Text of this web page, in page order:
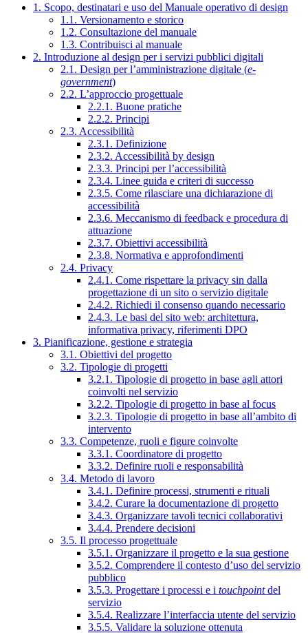
1. Scopo, destinatari e uso del Manuale operativo di design
1.1. Versionamento e storico
1.2. Consultazione del manuale
1.3. Contribuisci al manuale
2. Introduzione al design per i servizi pubblici digitali
2.1. Design per l’amministrazione digitale (e-
government)
2.2. L’approccio progettuale
2.2.1. Buone pratiche
2.2.2. Principi
2.3. Accessibilità
2.3.1. Definizione
2.3.2. Accessibilità by design
2.3.3. Principi per l’accessibilità
2.3.4. Linee guida e criteri di successo
2.3.5. Come rilasciare una dichiarazione di
accessibilità
2.3.6. Meccanismo di feedback e procedura di
attuazione
2.3.7. Obiettivi accessibilità
2.3.8. Normativa e approfondimenti
2.4. Privacy
2.4.1. Come rispettare la privacy sin dalla
progettazione di un sito o servizio digitale
2.4.2. Richiedi il consenso quando necessario
2.4.3. Le basi del sito web: architettura,
informativa privacy, riferimenti DPO
3. Pianificazione, gestione e strategia
3.1. Obiettivi del progetto
3.2. Tipologie di progetti
3.2.1. Tipologie di progetto in base agli attori
coinvolti nel servizio
3.2.2. Tipologie di progetto in base al focus
3.2.3. Tipologie di progetto in base all’ambito di
intervento
3.3. Competenze, ruoli e figure coinvolte
3.3.1. Coordinatore di progetto
3.3.2. Definire ruoli e responsabilità
3.4. Metodo di lavoro
3.4.1. Definire processi, strumenti e rituali
3.4.2. Curare la documentazione di progetto
3.4.3. Organizzare tavoli tecnici collaborativi
3.4.4. Prendere decisioni
3.5. Il processo progettuale
3.5.1. Organizzare il progetto e la sua gestione
3.5.2. Comprendere il contesto d’uso del servizio
pubblico
3.5.3. Progettare i processi e i touchpointdel
servizio
3.5.4. Realizzare l’interfaccia utente del servizio
3.5.5. Validare la soluzione ottenuta